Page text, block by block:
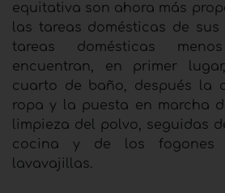
equitativa son ahora más
las tareas domésticas de sus
tareas domésticas
encuentran, en primer
cuarto de baño, después la
ropa y la puesta en marcha
limpieza del polvo, seguidas
cocina y de los
lavavajillas.